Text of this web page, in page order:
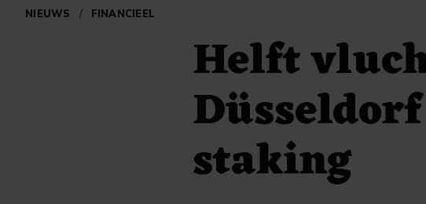
NIEUWS / FINANCIEEL
Helft
staking